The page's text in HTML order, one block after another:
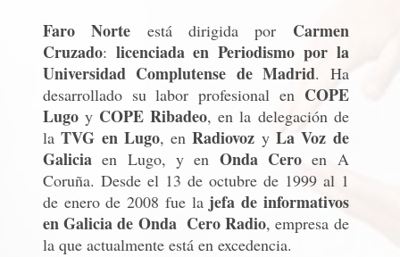
Faro Norte está dirigida por Carmen
Cruzado: licenciada en Periodismo por la
Universidad Complutense de Madrid. Ha
desarrollado su labor profesional en COPE
Lugo y COPE Ribadeo, en la delegación de
laTVG en Lugo, enRadiovoz yLa Voz de
Galicia en Lugo, y en Onda Ceroen A
Coruña. Desde el 13 de octubre de 1999 al 1
de enero de 2008 fue la jefa de informativos
en Galicia de Onda Cero Radio, empresa de
la que actualmente está en excedencia.